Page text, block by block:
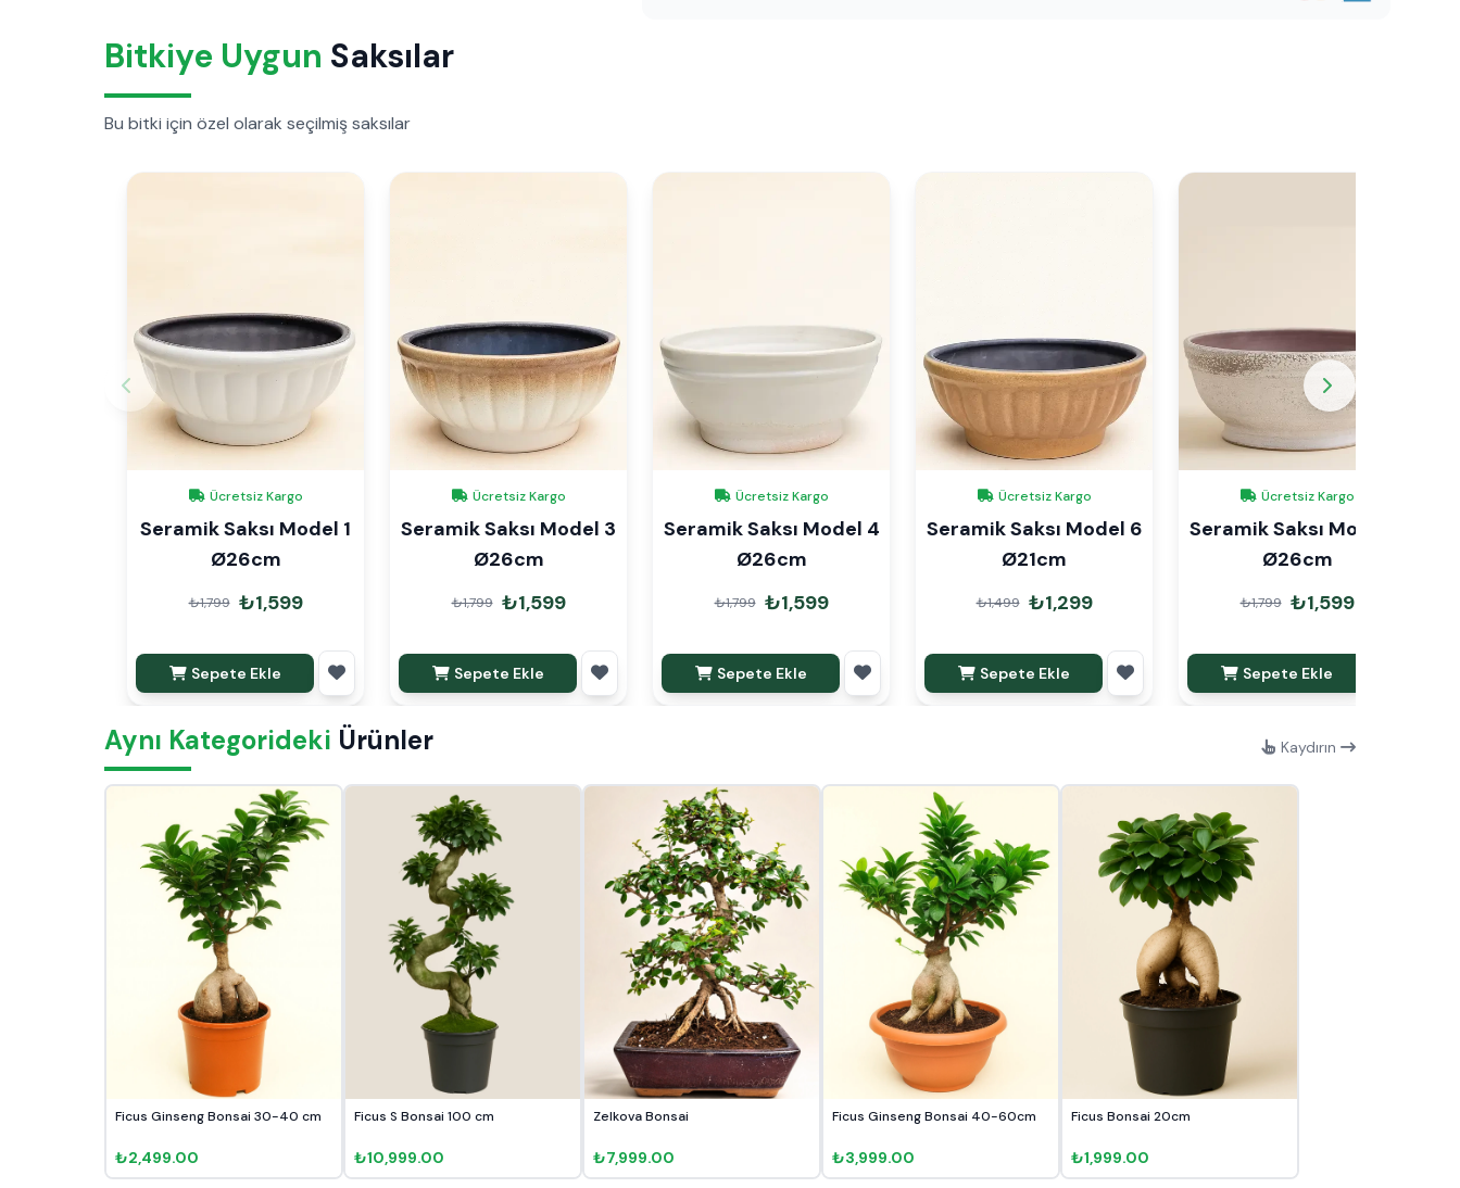
Bitkiye Uygun Saksılar
Bu bitki için özel olarak seçilmiş saksılar
Ücretsiz Kargo
Seramik Saksı Model 1
Ø26cm
₺1,799 ₺1,599
Sepete Ekle
Ücretsiz Kargo
Seramik Saksı Model 3
Ø26cm
₺1,799 ₺1,599
Sepete Ekle
Ücretsiz Kargo
Seramik Saksı Model 4
Ø26cm
₺1,799 ₺1,599
Sepete Ekle
Ücretsiz Kargo
Seramik Saksı Model 6
Ø21cm
₺1,499 ₺1,299
Sepete Ekle
Ücretsiz Kargo
Seramik Saksı Model 7
Ø26cm
₺1,799 ₺1,599
Sepete Ekle
Aynı Kategorideki Ürünler Kaydırın
Ficus Ginseng Bonsai 30-40 cm
₺2,499.00
Ficus S Bonsai 100 cm
₺10,999.00
Zelkova Bonsai
₺7,999.00
Ficus Ginseng Bonsai 40-60cm
₺3,999.00
Ficus Bonsai 20cm
₺1,999.00